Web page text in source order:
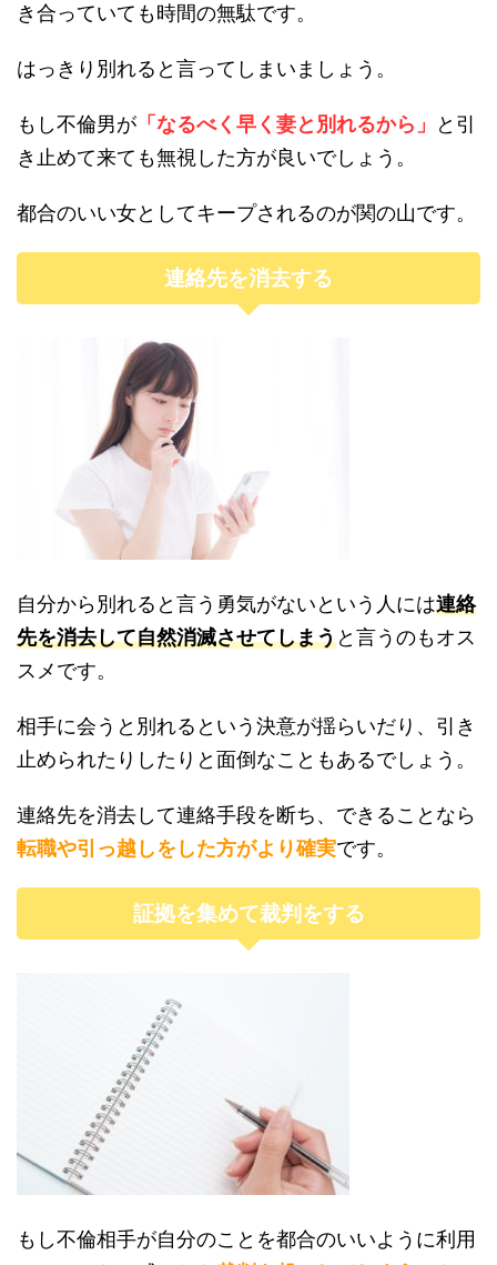
き合っていても時間の無駄です。
はっきり別れると言ってしまいましょう。
もし不倫男が 「なるべく早く妻と別れるから」
と引
き止めて来ても無視した方が良いでしょう。
都合のいい女としてキープされるのが関の山です。
連絡先を消去する
自分から別れると言う勇気がないという人には連絡
先を消去して自然消滅させてしまうと言うのもオス
スメです。
相手に会うと別れるという決意が揺らいだり、引き
止められたりしたりと面倒なこともあるでしょう。
連絡先を消去して連絡手段を断ち、できることなら
転職や引っ越しをした方がより確実です。
証拠を集めて裁判をする
もし不倫相手が自分のことを都合のいいように利用